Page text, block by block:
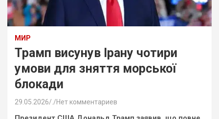
МИР
Трамп висунув Ірану чотири
умови для зняття морської
блокади
29.05.2026 Нет комментариев